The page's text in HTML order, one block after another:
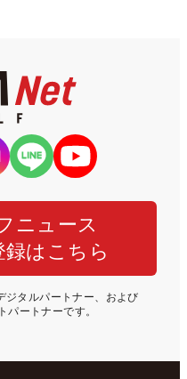
ニュース
はこちら
ジタルパートナー、および
パートナーです。